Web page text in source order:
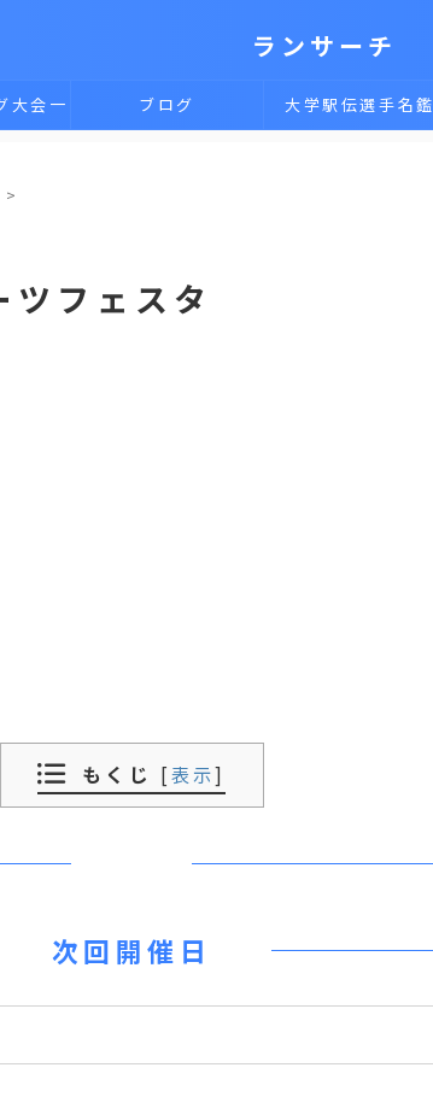
ランサーチ
大会一 ブログ 大学駅伝選手名鑑
>
フェスタ
もくじ [表示]
次回開催日